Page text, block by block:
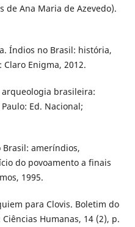
de Ana Maria de Azevedo).
Índios no Brasil: história,
Enigma, 2012.
arqueologia brasileira:
Ed. Nacional;
Brasil: ameríndios,
do povoamento a finais
1995.
para Clovis. Boletim do
Humanas, 14 (2), p.